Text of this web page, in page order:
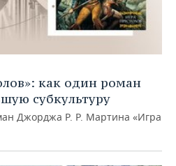
как один роман
субкультуру
Джорджа Р. Р. Мартина «Игра